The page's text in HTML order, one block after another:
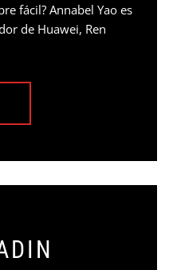
fácil? Annabel Yao es
de Huawei, Ren